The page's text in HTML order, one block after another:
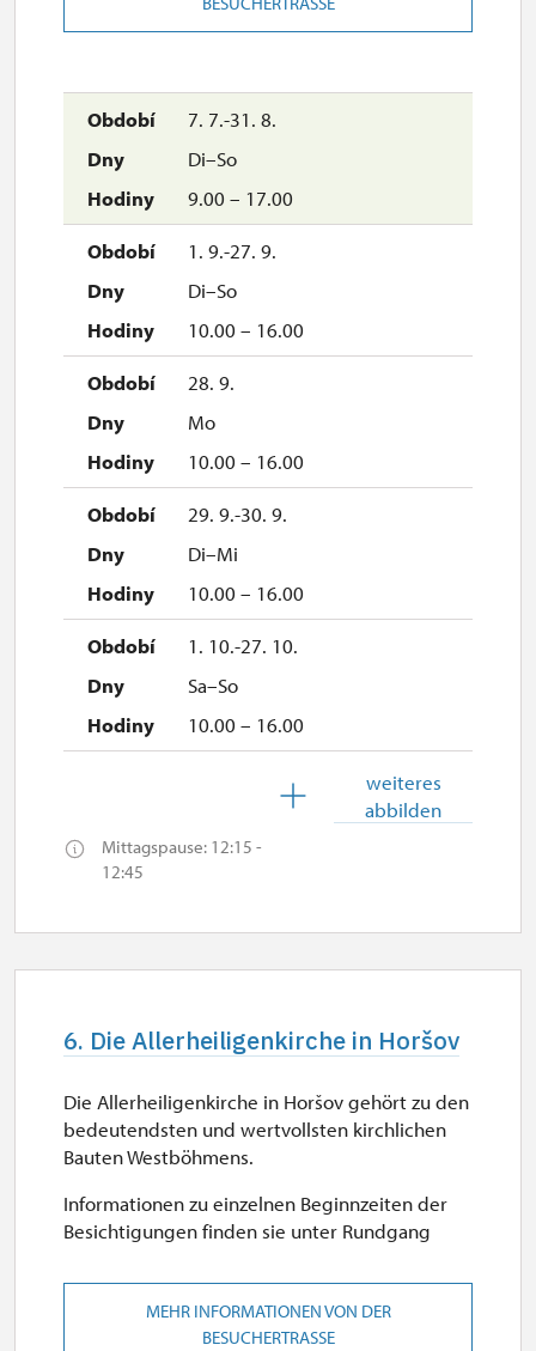
7. 7.-31. 8.
Di–So
9.00 – 17.00
1. 9.-27. 9.
Di–So
10.00 – 16.00
28. 9.
Mo
10.00 – 16.00
29. 9.-30. 9.
Di–Mi
10.00 – 16.00
1. 10.-27. 10.
Sa–So
10.00 – 16.00
28. 10.-31. 10.
10.00 – 16.00
2. 11.-18. 12.
geschlossen
19. 12.
Sa
20. 12.-25. 12.
weiteres
abbilden
Mittagspause: 12:15 -
12:45
6. Die Allerheiligenkirche in Horšov
Die Allerheiligenkirche in Horšov gehört zu den
bedeutendsten und wertvollsten kirchlichen
Bauten Westböhmens.
Informationen zu einzelnen Beginnzeiten der
Besichtigungen finden sie unter Rundgang
MEHR INFORMATIONEN VON DER
BESUCHERTRASSE